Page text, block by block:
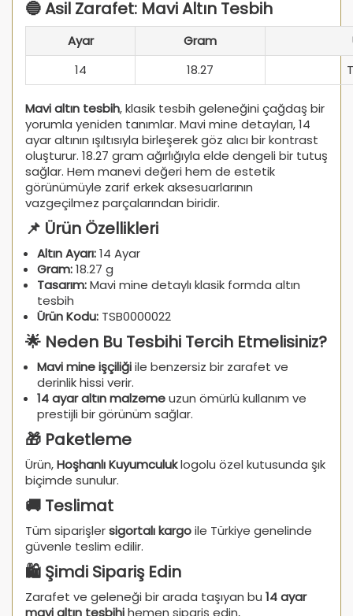
🔵 Asil Zarafet: Mavi Altın Tesbih
Ayar Gram
14
18.27
Mavi altın tesbih, klasik tesbih geleneğini çağdaş bir
yorumla yeniden tanımlar. Mavi mine detayları, 14
ayar altının ışıltısıyla birleşerek göz alıcı bir kontrast
oluşturur. 18.27 gram ağırlığıyla elde dengeli bir tutuş
sağlar. Hem manevi değeri hem de estetik
görünümüyle zarif erkek aksesuarlarının
vazgeçilmez parçalarından biridir.
📌 Ürün Özellikleri
Altın Ayarı:14 Ayar
Gram:18.27 g
Tasarım:Mavi mine detaylı klasik formda altın
tesbih
Ürün Kodu: TSB0000022
🌟 Neden Bu Tesbihi Tercih Etmelisiniz?
Mavi mine işçiliğiile benzersiz bir zarafet ve
derinlik hissi verir.
14 ayar altın malzemeuzun ömürlü kullanım ve
prestijli bir görünüm sağlar.
🎁 Paketleme
Ürün,Hoşhanlı Kuyumculuklogolu özel kutusunda şık
biçimde sunulur.
🚚 Teslimat
Tüm siparişlersigortalı kargoile Türkiye genelinde
güvenle teslim edilir.
🛍️ Şimdi Sipariş Edin
Zarafet ve geleneği bir arada taşıyan bu 14 ayar
mavi altın tesbihihemen sipariş edin,